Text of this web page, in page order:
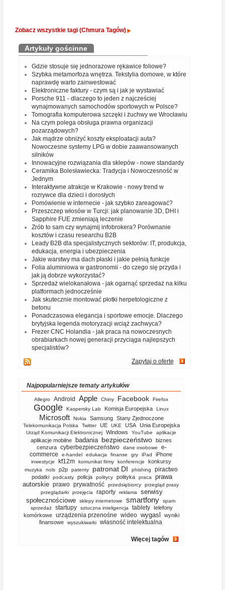
Zobacz wszystkie tagi (Chmura Tagów)
Artykuły gościnne
Gdzie stosuje się jednorazowe rękawice foliowe?
Szybka metamorfoza wnętrza. Tekstylia domowe, w które
naprawdę warto zainwestować
Elektroniczne faktury - czym są i jak je wystawiać
Porsche 911 - dlaczego to jeden z najcześciej
wynajmowanych samochodów sportowych w Polsce?
Tomografia komputerowa szczęki i żuchwy we Wrocławiu
Na czym polega obsługa prawna organizacji
pozarządowych?
Jak mądrze obniżyć koszty eksploatacji auta?
Nowoczesne systemy LPG w dobie zaawansowanych
silników
Innowacyjne rozwiązania dla sklepów - nowe standardy
Ceramika Bolesławiecka: Tradycja i Nowoczesność w
Jednym
Interaktywne atrakcje w Krakowie - nowy trend w
rozrywce dla dzieci i dorosłych
Pomówienie w internecie - jak szybko zareagować?
Przeszczep włosów w Turcji: jak planowanie 3D, DHI i
Sapphire FUE zmieniają leczenie
Zrób to sam czy wynajmij infobrokera? Porównanie
kosztów i czasu researchu B2B
Leady B2B dla specjalistycznych sektorów: IT, produkcja,
edukacja, energia i ubezpieczenia
Jakie warstwy ma dach płaski i jakie pełnią funkcje
Folia aluminiowa w gastronomii - do czego się przyda i
jak ją dobrze wykorzystać?
Sprzedaż wielokanałowa - jak ogarnąć sprzedaż na kilku
platformach jednocześnie
Jak skutecznie montować płotki herpetologiczne z
betonu
Ponadczasowa elegancja i sportowe emocje. Dlaczego
brytyjska legenda motoryzacji wciąż zachwyca?
Frezer CNC Holandia - jak praca na nowoczesnych
obrabiarkach nowej generacji przyciąga najlepszych
specjalistów?
Zapytaj o ofertę
Najpopularniejsze tematy artykułów
Allegro Android Apple Chiny Facebook Firefox
Google Kaspersky Lab Komisja Europejska Linux
Microsoft Nokia Samsung Stany Zjednoczone
Telekomunikacja Polska Twitter UE UKE USA Unia Europejska
Urząd Komunikacji Elektronicznej Windows YouTube aplikacje
aplikacje mobilne badania bezpieczeństwo biznes
cenzura cyberbezpieczeństwo dane osobowe
e-
commerce
e-handel edukacja finanse gry iPad iPhone
inwestycje kf12m komunikat firmy konferencje konkursy
muzyka nols p2p patenty patronat DI phishing piractwo
podatki podcasty policja politycy polityka praca
prawa
autorskie prawo prywatność przedsiębiorcy
przegląd prasy
przeglądarki
przejęcia raporty reklama
serwisy
społecznościowe
sklepy internetowe smartfony
spam
sprzedaż
startupy sztuczna inteligencja tablety telefony
komórkowe
urządzenia przenośne wideo wygasl
wyniki
finansowe
wyszukiwarki własność intelektualna
Więcej tagów